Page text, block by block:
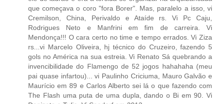
que começava o coro "fora Borer". Mas, paralelo a isso, vi
Cremilson, China, Perivaldo e Ataíde rs. Vi Pc Caju,
Rodrigues Neto e Manfrini em fim de carreira. Vi
Mendonça!!! O cara certo no time e tempo errados. Vi Ziza
rs...vi Marcelo Oliveira, hj técnico do Cruzeiro, fazendo 5
gols no América na sua estreia. Vi Renato Sá quebrando a
invencibilidade do Flamengo de 52 jogos hahahaha (meu
pai quase infartou)... vi Paulinho Criciuma, Mauro Galvão e
Maurício em 89 e Carlos Alberto sei lá o que fazendo com
The Flash uma puta de uma dupla, dando o Bi em 90. Vi